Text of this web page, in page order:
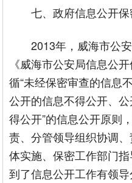
七、政府信息公开保
2013年，威海市公安
《威海市公安局信息公
循“未经保密审查的信息
公开的信息不得公开、
得公开”的信息公开原则
责、分管领导组织协调
体实施、保密工作部门
到了信息公开工作有领